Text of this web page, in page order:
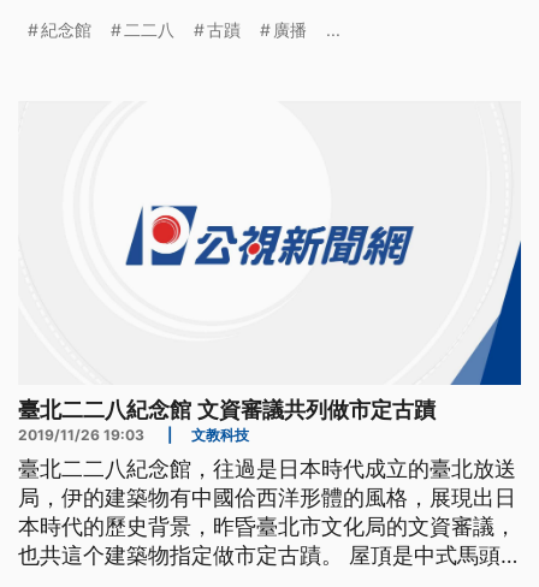
拱。反映出1930年代日本在台殖民的「興亞式」建
紀念館 二二八 古蹟 廣播 ...
臺北二二八紀念館 文資審議共列做市定古蹟
2019/11/26 19:03 文教科技
臺北二二八紀念館，往過是日本時代成立的臺北放送
局，伊的建築物有中國佮西洋形體的風格，展現出日
本時代的歷史背景，昨昏臺北市文化局的文資審議，
也共這个建築物指定做市定古蹟。 屋頂是中式馬頭